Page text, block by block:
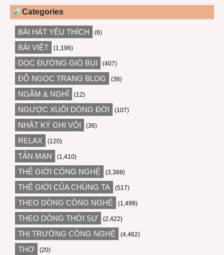
Categories
BÀI HÁT YÊU THÍCH (6)
BÀI VIẾT (1,196)
DỌC ĐƯỜNG GIÓ BỤI (407)
ĐỖ NGỌC TRANG BLOG (36)
NGẪM & NGHĨ (12)
NGƯỢC XUÔI DÒNG ĐỜI (107)
NHẬT KÝ GHI VỘI (36)
RELAX (120)
TẢN MẠN (1,410)
THẾ GIỚI CÔNG NGHỆ (3,388)
THẾ GIỚI CỦA CHÚNG TA (517)
THEO DÒNG CÔNG NGHỆ (1,499)
THEO DÒNG THỜI SỰ (2,422)
THỊ TRƯỜNG CÔNG NGHỆ (4,462)
THƠ (20)